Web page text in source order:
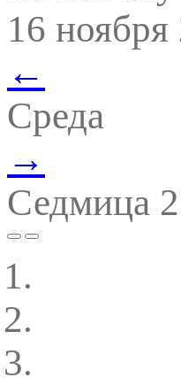
16 ноября
←
Среда
→
Седмица